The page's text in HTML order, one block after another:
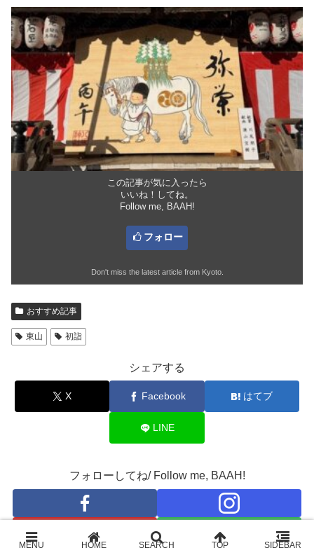
この記事が気に入ったら
いいね！してね。
Follow me, BAAH!
フォロー
Don't miss the latest article from Kyoto.
おすすめ記事
東山 初詣
シェアする
X Facebook はてブ
LINE
フォローしてね/ Follow me, BAAH!